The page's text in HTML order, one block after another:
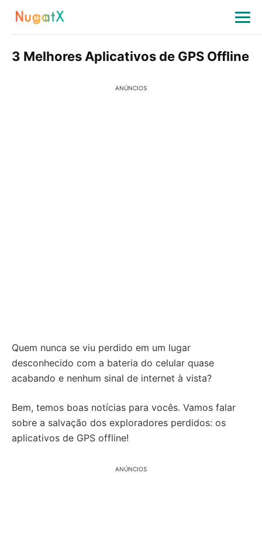
3 Melhores Aplicativos de GPS Offline
ANÚNCIOS
Quem nunca se viu perdido em um lugar
desconhecido com a bateria do celular quase
acabando e nenhum sinal de internet à vista?
Bem, temos boas notícias para vocês. Vamos falar
sobre a salvação dos exploradores perdidos: os
aplicativos de GPS offline!
ANÚNCIOS